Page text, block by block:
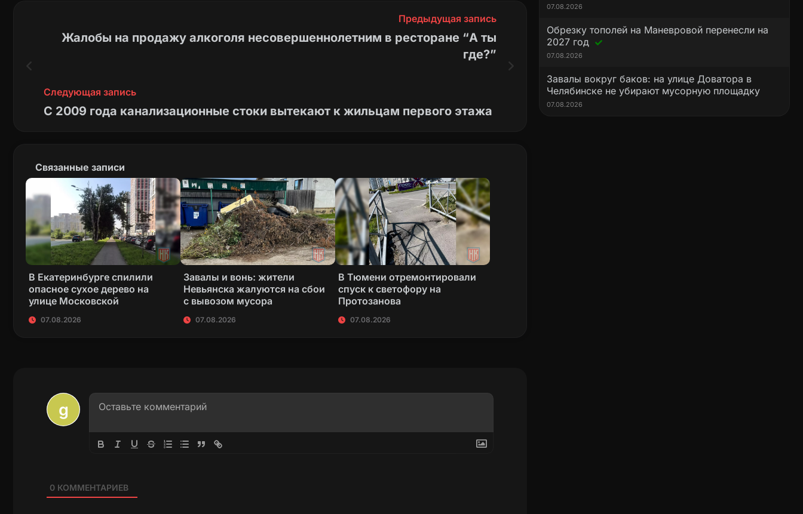
Предыдущая запись
Жалобы на продажу алкоголя несовершеннолетним в ресторане “А ты
где?”
Следующая запись
С 2009 года канализационные стоки вытекают к жильцам первого этажа
Связанные записи
В Екатеринбурге спилили
опасное сухое дерево на
улице Московской
07.08.2026
Завалы и вонь: жители
Невьянска жалуются на сбои
с вывозом мусора
07.08.2026
В Тюмени отремонтировали
спуск к светофору на
Протозанова
07.08.2026
0КОММЕНТАРИЕВ
07.08.2026
Обрезку тополей на Маневровой перенесли на
2027 год
07.08.2026
Завалы вокруг баков: на улице Доватора в
Челябинске не убирают мусорную площадку
07.08.2026